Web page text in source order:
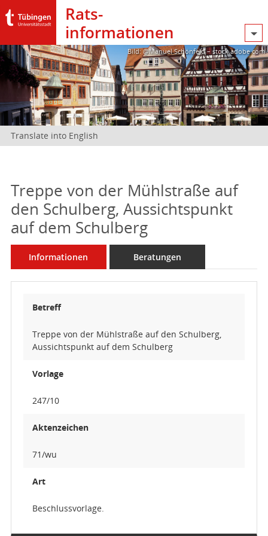
Rats­
informationen
Bild: @Manuel Schönfeld – stock.adobe.com
Translate into English
Treppe von der Mühlstraße auf
den Schulberg, Aussichtspunkt
auf dem Schulberg
Informationen Beratungen
Betreff
Treppe von der Mühlstraße auf den Schulberg,
Aussichtspunkt auf dem Schulberg
Vorlage
247/10
Aktenzeichen
71/wu
Art
Beschlussvorlage.